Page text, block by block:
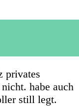
privates
habe auch
still legt.